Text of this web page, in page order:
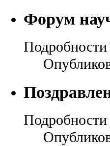
Форум
Подробности
Подробности